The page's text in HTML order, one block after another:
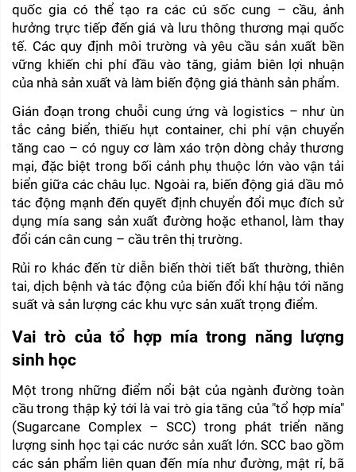
quốc gia có thể tạo ra các cú sốc cung – cầu, ảnh
hưởng trực tiếp đến giá và lưu thông thương mại quốc
tế. Các quy định môi trường và yêu cầu sản xuất bền
vững khiến chi phí đầu vào tăng, giảm biên lợi nhuận
của nhà sản xuất và làm biến động giá thành sản phẩm.
Gián đoạn trong chuỗi cung ứng và logistics – như ùn
tắc cảng biển, thiếu hụt container, chi phí vận chuyển
tăng cao – có nguy cơ làm xáo trộn dòng chảy thương
mại, đặc biệt trong bối cảnh phụ thuộc lớn vào vận tải
biển giữa các châu lục. Ngoài ra, biến động giá dầu mỏ
tác động mạnh đến quyết định chuyển đổi mục đích sử
dụng mía sang sản xuất đường hoặc ethanol, làm thay
đổi cán cân cung – cầu trên thị trường.
Rủi ro khác đến từ diễn biến thời tiết bất thường, thiên
tai, dịch bệnh và tác động của biến đổi khí hậu tới năng
suất và sản lượng các khu vực sản xuất trọng điểm.
Vai trò của tổ hợp mía trong năng lượng
sinh học
Một trong những điểm nổi bật của ngành đường toàn
cầu trong thập kỷ tới là vai trò gia tăng của "tổ hợp mía"
(Sugarcane Complex – SCC) trong phát triển năng
lượng sinh học tại các nước sản xuất lớn. SCC bao gồm
các sản phẩm liên quan đến mía như đường, mật rỉ, bã